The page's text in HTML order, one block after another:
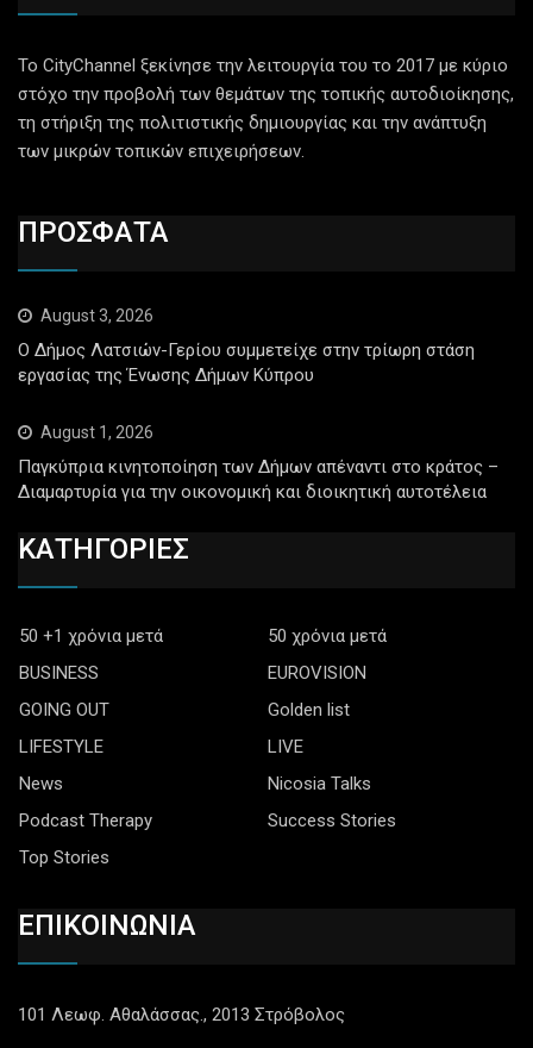
Το CityChannel ξεκίνησε την λειτουργία του το 2017 με κύριο
στόχο την προβολή των θεμάτων της τοπικής αυτοδιοίκησης,
τη στήριξη της πολιτιστικής δημιουργίας και την ανάπτυξη
των μικρών τοπικών επιχειρήσεων.
ΠΡΟΣΦΑΤΑ
August 3, 2026
Ο Δήμος Λατσιών-Γερίου συμμετείχε στην τρίωρη στάση
εργασίας της Ένωσης Δήμων Κύπρου
August 1, 2026
Παγκύπρια κινητοποίηση των Δήμων απέναντι στο κράτος –
Διαμαρτυρία για την οικονομική και διοικητική αυτοτέλεια
ΚΑΤΗΓΟΡΙΕΣ
50 +1 χρόνια μετά
50 χρόνια μετά
BUSINESS
EUROVISION
GOING OUT
Golden list
LIFESTYLE
LIVE
News
Nicosia Talks
Podcast Therapy
Success Stories
Top Stories
ΕΠΙΚΟΙΝΩΝΙΑ
101 Λεωφ. Αθαλάσσας., 2013 Στρόβολος